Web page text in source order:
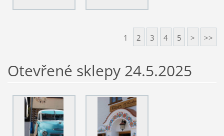
1 2 3 4 5 > >>
Otevřené sklepy 24.5.2025